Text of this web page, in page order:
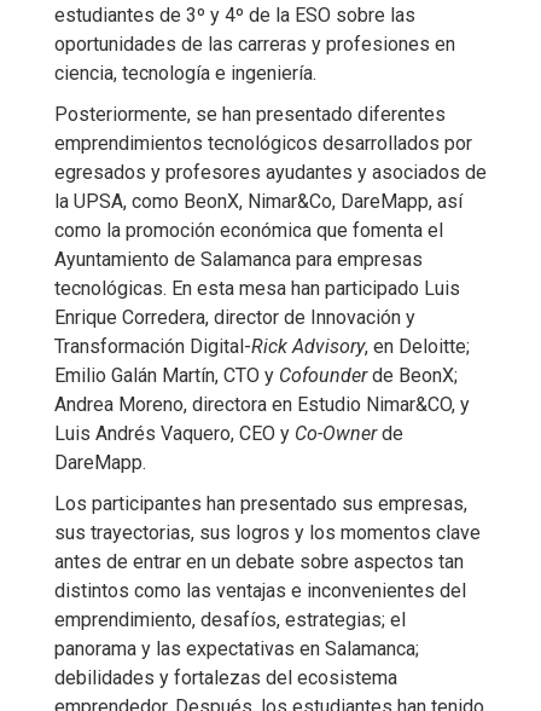
estudiantes de 3º y 4º de la ESO sobre las
oportunidades de las carreras y profesiones en
ciencia, tecnología e ingeniería.
Posteriormente, se han presentado diferentes
emprendimientos tecnológicos desarrollados por
egresados y profesores ayudantes y asociados de
la UPSA, como BeonX, Nimar&Co, DareMapp, así
como la promoción económica que fomenta el
Ayuntamiento de Salamanca para empresas
tecnológicas. En esta mesa han participado Luis
Enrique Corredera, director de Innovación y
Transformación Digital-Rick Advisory, en Deloitte;
Emilio Galán Martín, CTO y Cofounderde BeonX;
Andrea Moreno, directora en Estudio Nimar&CO, y
Luis Andrés Vaquero, CEO y Co-Ownerde
DareMapp.
Los participantes han presentado sus empresas,
sus trayectorias, sus logros y los momentos clave
antes de entrar en un debate sobre aspectos tan
distintos como las ventajas e inconvenientes del
emprendimiento, desafíos, estrategias; el
panorama y las expectativas en Salamanca;
debilidades y fortalezas del ecosistema